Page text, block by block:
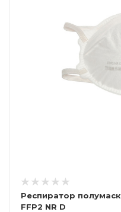
Респиратор
FFP2 NR D